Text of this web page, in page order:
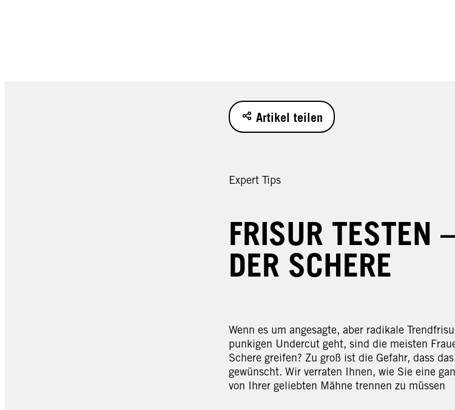
Artikel teilen
Expert Tips
FRISUR TESTEN
DER SCHERE
Wenn es um angesagte, aber radikale
punkigen Undercut geht, sind die meisten
Schere greifen? Zu groß ist die Gefahr, dass
gewünscht. Wir verraten Ihnen, wie Sie eine
von Ihrer geliebten Mähne trennen zu müssen